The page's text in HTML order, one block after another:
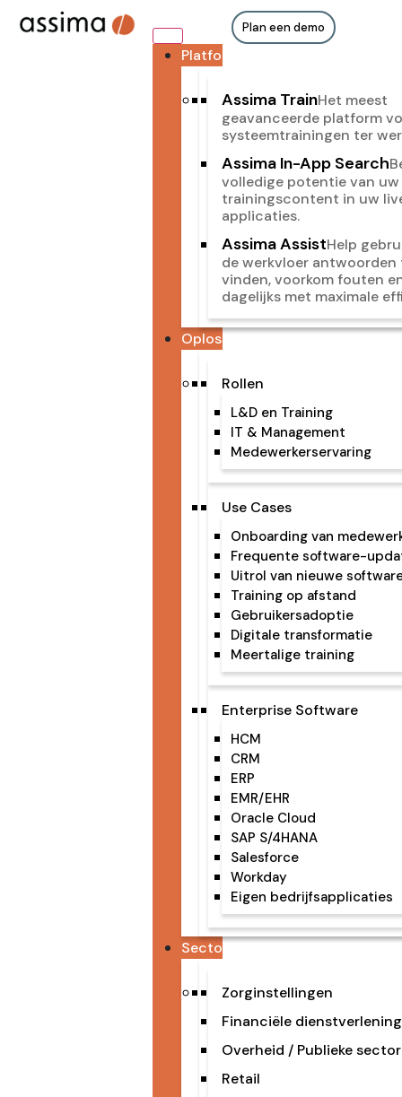
Platforms
Assima TrainHet meest
geavanceerde platform
systeemtrainingen ter
Assima In-App Search
volledige potentie van uw
trainingscontent in uw
applicaties.
Assima AssistHelp
de werkvloer antwoorden
vinden, voorkom fouten
dagelijks met maximale
Oplossingen
Rollen
L&D en Training
IT & Management
Medewerkerservaring
Use Cases
Onboarding van
Frequente software-
Uitrol van nieuwe
Training op afstand
Gebruikersadoptie
Digitale transformatie
Meertalige training
Enterprise Software
HCM
CRM
ERP
EMR/EHR
Oracle Cloud
SAP S/4HANA
Salesforce
Workday
Eigen bedrijfsapplicaties
Sectoren
Zorginstellingen
Financiële dienstverlening
Overheid / Publieke sector
Retail
Plan een demo